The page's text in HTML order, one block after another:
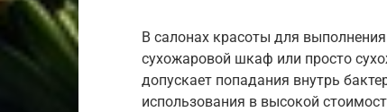
В салонах красоты для
сухожаровой шкаф или просто
допускает попадания внутрь
использования в высокой